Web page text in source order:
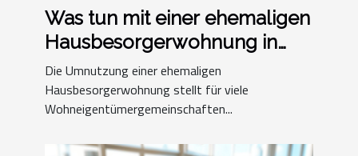
Was tun mit einer ehemaligen
Hausbesorgerwohnung in
einer
Wohneigentümergemeinschaft?
Die Umnutzung einer ehemaligen
Hausbesorgerwohnung stellt für viele
Wohneigentümergemeinschaften...